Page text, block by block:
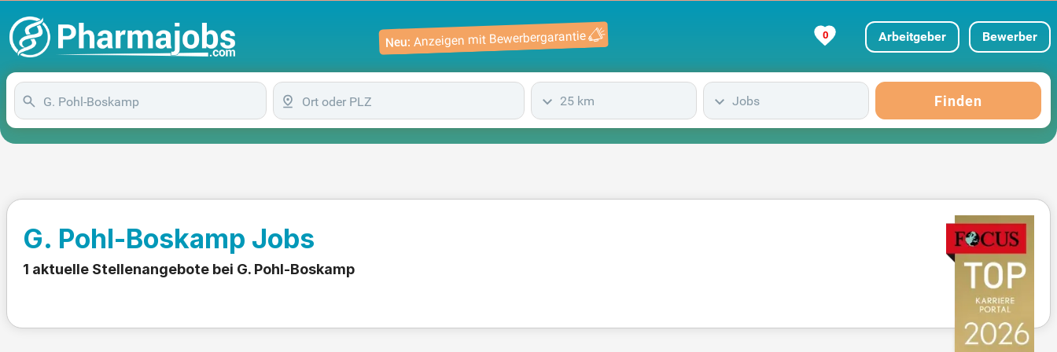
Neu: Anzeigen mit Bewerbergarantie 0 Arbeitgeber Bewerber
25 km Jobs Finden
G. Pohl-Boskamp Jobs
1 aktuelle Stellenangebote bei G. Pohl-Boskamp